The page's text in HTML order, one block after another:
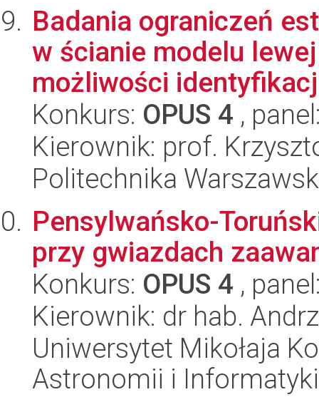
Badania ograniczeń
w ścianie modelu
możliwości
Konkurs: OPUS 4 ,
Kierownik: prof.
Politechnika
Pensylwańsko-
przy gwiazdach
Konkurs: OPUS 4 ,
Kierownik: dr hab.
Uniwersytet Mikołaja
Astronomii i